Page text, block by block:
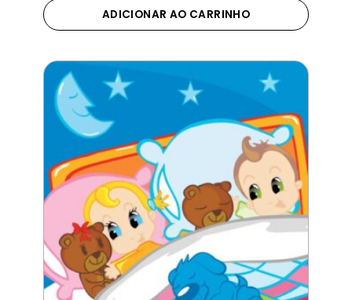
ADICIONAR AO CARRINHO